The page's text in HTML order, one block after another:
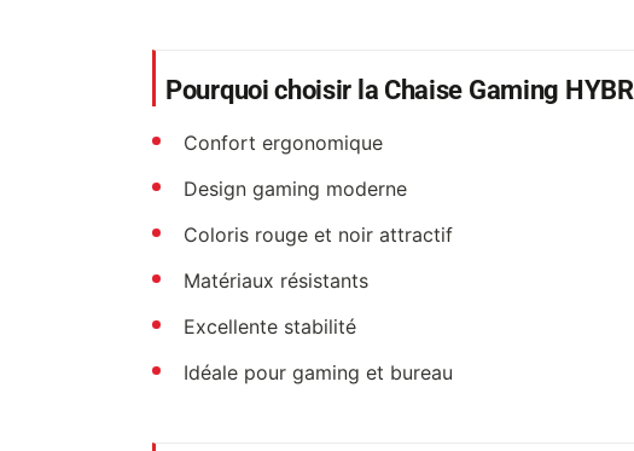
Pourquoi choisir la Chaise Gaming
Confort ergonomique
Design gaming moderne
Coloris rouge et noir attractif
Matériaux résistants
Excellente stabilité
Idéale pour gaming et bureau